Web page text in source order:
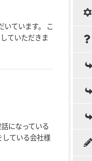
ています。 こ
ていただきま
になっている
ている会社様